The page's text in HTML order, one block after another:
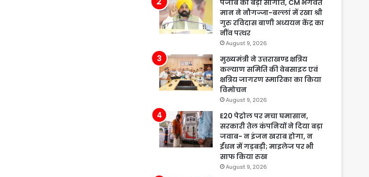
पंजाब को बड़ी सौगात, CM भगवंत
मान ने नौगज्जा-बल्लां में रखा श्री
गुरु रविदास बाणी अध्ययन केंद्र का
नींव पत्थर
August 9, 2026
मुख्यमंत्री ने उत्तराखण्ड क्षत्रिय
कल्याण समिति की वेबसाइट एवं
क्षत्रिय जागरण स्मारिका का किया
विमोचन
August 9, 2026
E20 पेट्रोल पर मचा घमासान,
सरकारी तेल कंपनियों ने दिया बड़ा
जवाब- न इंजन खराब होगा, न
ईंधन में गड़बड़ी; माइलेज पर भी
साफ किया रुख
August 9, 2026